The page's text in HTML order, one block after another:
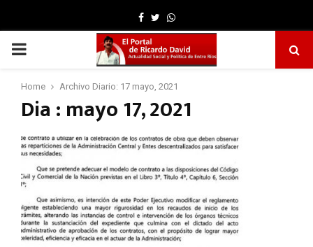
Facebook
TwitterWhatsapp
PRIMARY
MENU
Home Archivo Diario: 17 mayo, 2021
Dia : mayo 17, 2021